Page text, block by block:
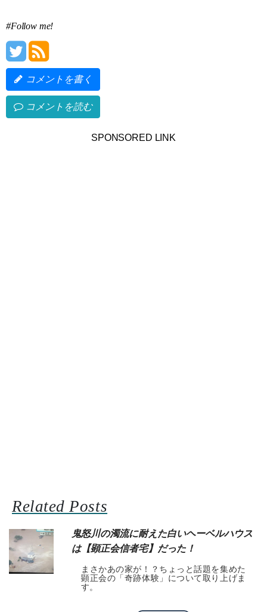
#Follow me!
コメントを書く
コメントを読む
SPONSORED LINK
Related Posts
鬼怒川の濁流に耐えた白いヘーベルハウス
は【顕正会信者宅】だった！
まさかあの家が！？ちょっと話題を集めた
顕正会の「奇跡体験」について取り上げま
す。